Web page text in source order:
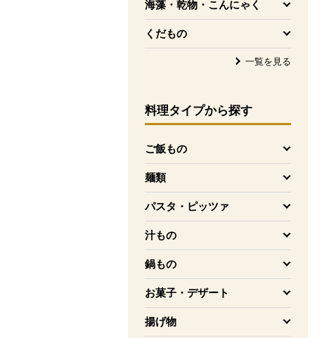
海藻・乾物・こんにゃく
を開く
くだもの
を開く
一覧を見る
料理タイプから探す
ご飯もの
を開く
麺類
を開く
パスタ・ピッツァ
を開く
汁もの
を開く
鍋もの
を開く
お菓子・デザート
を開く
揚げ物
を開く